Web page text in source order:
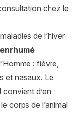
chez le
de l’hiver
: fièvre,
et nasaux. Le
d’en
corps de l’animal